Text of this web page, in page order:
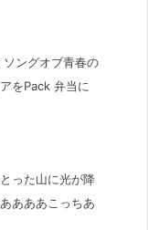
ングオブ青春の
をPack 弁当に
った山に光が降
あああこっちあ